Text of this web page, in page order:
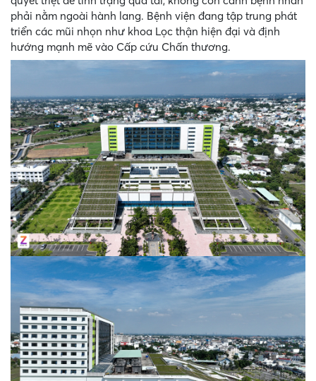
phải nằm ngoài hành lang. Bệnh viện đang tập trung phát
triển các mũi nhọn như khoa Lọc thận hiện đại và định
hướng mạnh mẽ vào Cấp cứu Chấn thương.